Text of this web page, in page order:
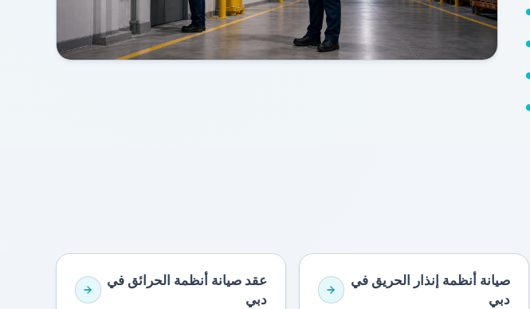
صيانة أنظمة إنذار الحريق في
دبي
عقد صيانة أنظمة الحرائق في
دبي